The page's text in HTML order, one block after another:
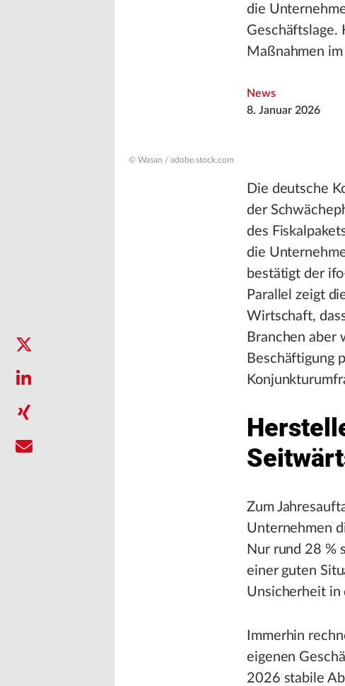
die
Geschäftslage.
Maßnahmen
News
8. Januar 2026
© Wasan / adobe.stock.com
Die deutsche
der
des
die
bestätigt der
Parallel zeigt
Wirtschaft,
Branchen aber
Beschäftigung
Zum
Unternehmen
Nur rund 28 %
einer guten
Unsicherheit
Immerhin
eigenen
2026 stabile